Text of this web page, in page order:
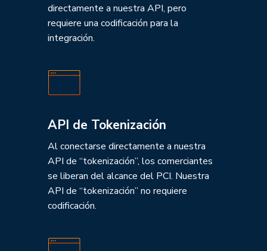
directamente a nuestra API, pero
requiere una codificación para la
integración.
API de Tokenización
Al conectarse directamente a nuestra
API de “tokenización”, los comerciantes
se liberan del alcance del PCI. Nuestra
API de “tokenización” no requiere
codificación.